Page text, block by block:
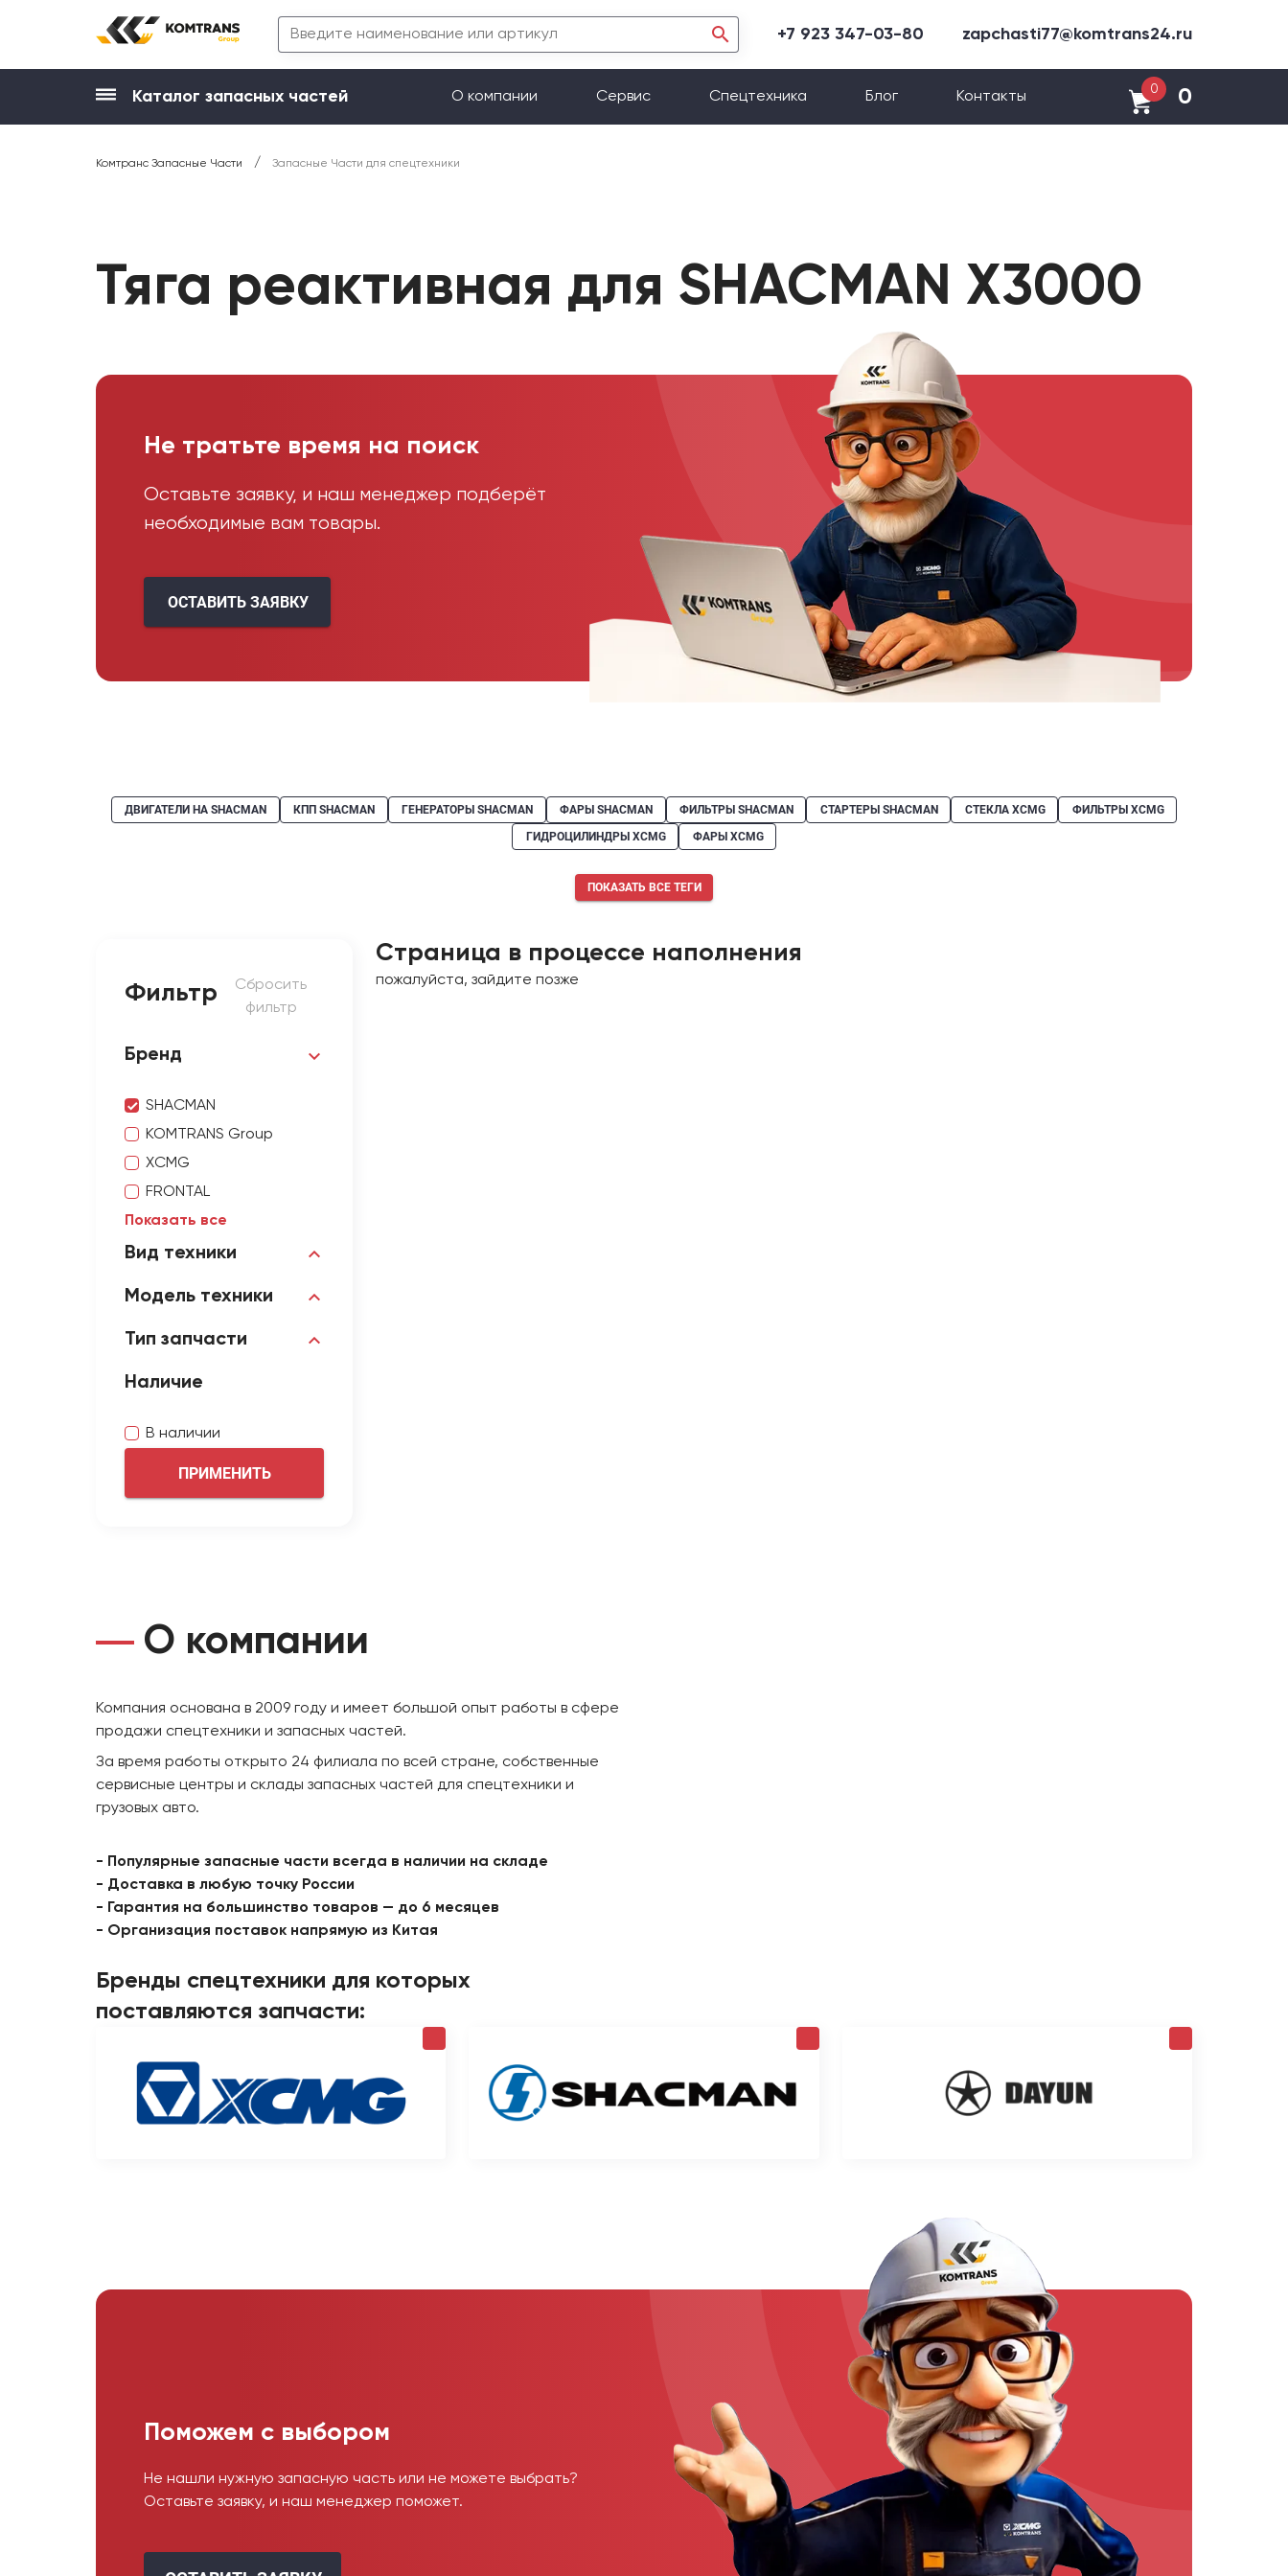
+7 923 347-03-80 zapchasti77@komtrans24.ru
Каталог запасных частей О компании Сервис Спецтехника Блог Контакты
0 0
Комтранс Запасные Части / Запасные Части для спецтехники
Тяга реактивная для SHACMAN X3000
Не тратьте время на поиск
Оставьте заявку, и наш менеджер подберёт
необходимые вам товары.
ОСТАВИТЬ ЗАЯВКУ
ДВИГАТЕЛИ НА SHACMAN КПП SHACMAN ГЕНЕРАТОРЫ SHACMAN ФАРЫ SHACMAN ФИЛЬТРЫ SHACMAN СТАРТЕРЫ SHACMAN СТЕКЛА XCMG
ФИЛЬТРЫ XCMG
ГИДРОЦИЛИНДРЫ XCMG
ФАРЫ XCMG
ПОКАЗАТЬ ВСЕ ТЕГИ
Фильтр
Сбросить
фильтр
Бренд
SHACMAN
KOMTRANS Group
XCMG
FRONTAL
Показать все
Вид техники
Модель техники
Тип запчасти
Наличие
В наличии
ПРИМЕНИТЬ
Страница в процессе наполнения
пожалуйста, зайдите позже
О компании
Компания основана в 2009 году и имеет большой опыт работы в сфере
продажи спецтехники и запасных частей.
За время работы открыто 24 филиала по всей стране, собственные
сервисные центры и склады запасных частей для спецтехники и
грузовых авто.
- Популярные запасные части всегда в наличии на складе
- Доставка в любую точку России
- Гарантия на большинство товаров — до 6 месяцев
- Организация поставок напрямую из Китая
Бренды спецтехники для которых
поставляются запчасти:
Поможем с выбором
Не нашли нужную запасную часть или не можете выбрать?
Оставьте заявку, и наш менеджер поможет.